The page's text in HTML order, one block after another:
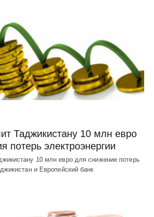
Таджикистану 10 млн евро
потерь электроэнергии
10 млн евро для снижение потерь
и Европейский банк